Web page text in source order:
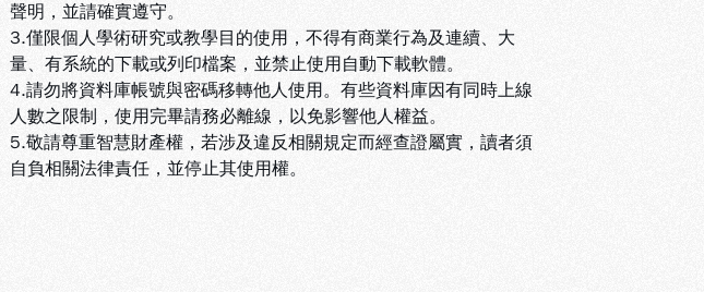
聲明，並請確實遵守。
3.僅限個人學術研究或教學目的使用，不得有商業行為及連續、大
量、有系統的下載或列印檔案，並禁止使用自動下載軟體。
4.請勿將資料庫帳號與密碼移轉他人使用。有些資料庫因有同時上線
人數之限制，使用完畢請務必離線，以免影響他人權益。
5.敬請尊重智慧財產權，若涉及違反相關規定而經查證屬實，讀者須
自負相關法律責任，並停止其使用權。